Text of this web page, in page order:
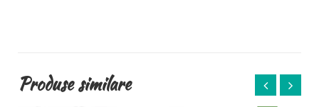
Produse similare